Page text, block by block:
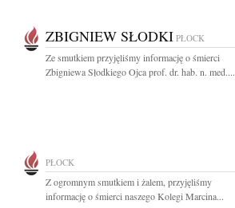
ZBIGNIEW SŁODKI PŁOCK
Ze smutkiem przyjęliśmy informację o śmierci
Zbigniewa Słodkiego Ojca prof. dr. hab. n. med....
PŁOCK
Z ogromnym smutkiem i żalem, przyjęliśmy
informację o śmierci naszego Kolegi Marcina...